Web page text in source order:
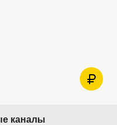
каналы